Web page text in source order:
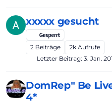
A xxxxx gesucht
Gesperrt
2 Beiträge 2k Aufrufe
Letzter Beitrag: 3. Jan.
DomRep" Be
4*